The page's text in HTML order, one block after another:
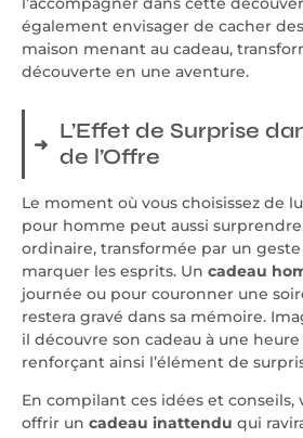
également envisager de cacher
maison menant au cadeau,
découverte en une aventure.
L’Effet de Surprise
de l’Offre
Le moment où vous choisissez de
pour homme peut aussi
ordinaire, transformée par un
marquer les esprits. Un cadeau
journée ou pour couronner une
restera gravé dans sa mémoire.
il découvre son cadeau à une
renforçant ainsi l’élément de
En compilant ces idées et conseils,
offrir un cadeau inattendu qui